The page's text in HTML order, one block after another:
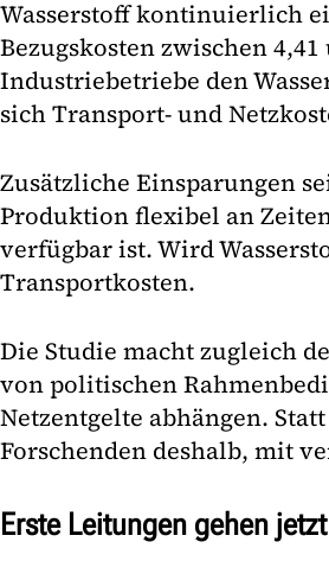
Wasserstoff kontinuierlich
Bezugskosten zwischen
Industriebetriebe den
sich Transport- und
Zusätzliche Einsparungen
Produktion flexibel an
verfügbar ist. Wird
Transportkosten.
Die Studie macht zugleich
von politischen
Netzentgelte abhängen.
Forschenden deshalb, mit
Erste Leitungen gehen